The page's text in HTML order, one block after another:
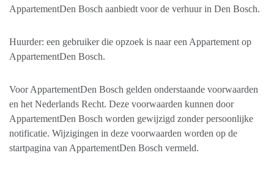
AppartementDen Bosch aanbiedt voor de verhuur in Den Bosch.
Huurder: een gebruiker die opzoek is naar een Appartement op
AppartementDen Bosch.
Voor AppartementDen Bosch gelden onderstaande voorwaarden
en het Nederlands Recht. Deze voorwaarden kunnen door
AppartementDen Bosch worden gewijzigd zonder persoonlijke
notificatie. Wijzigingen in deze voorwaarden worden op de
startpagina van AppartementDen Bosch vermeld.